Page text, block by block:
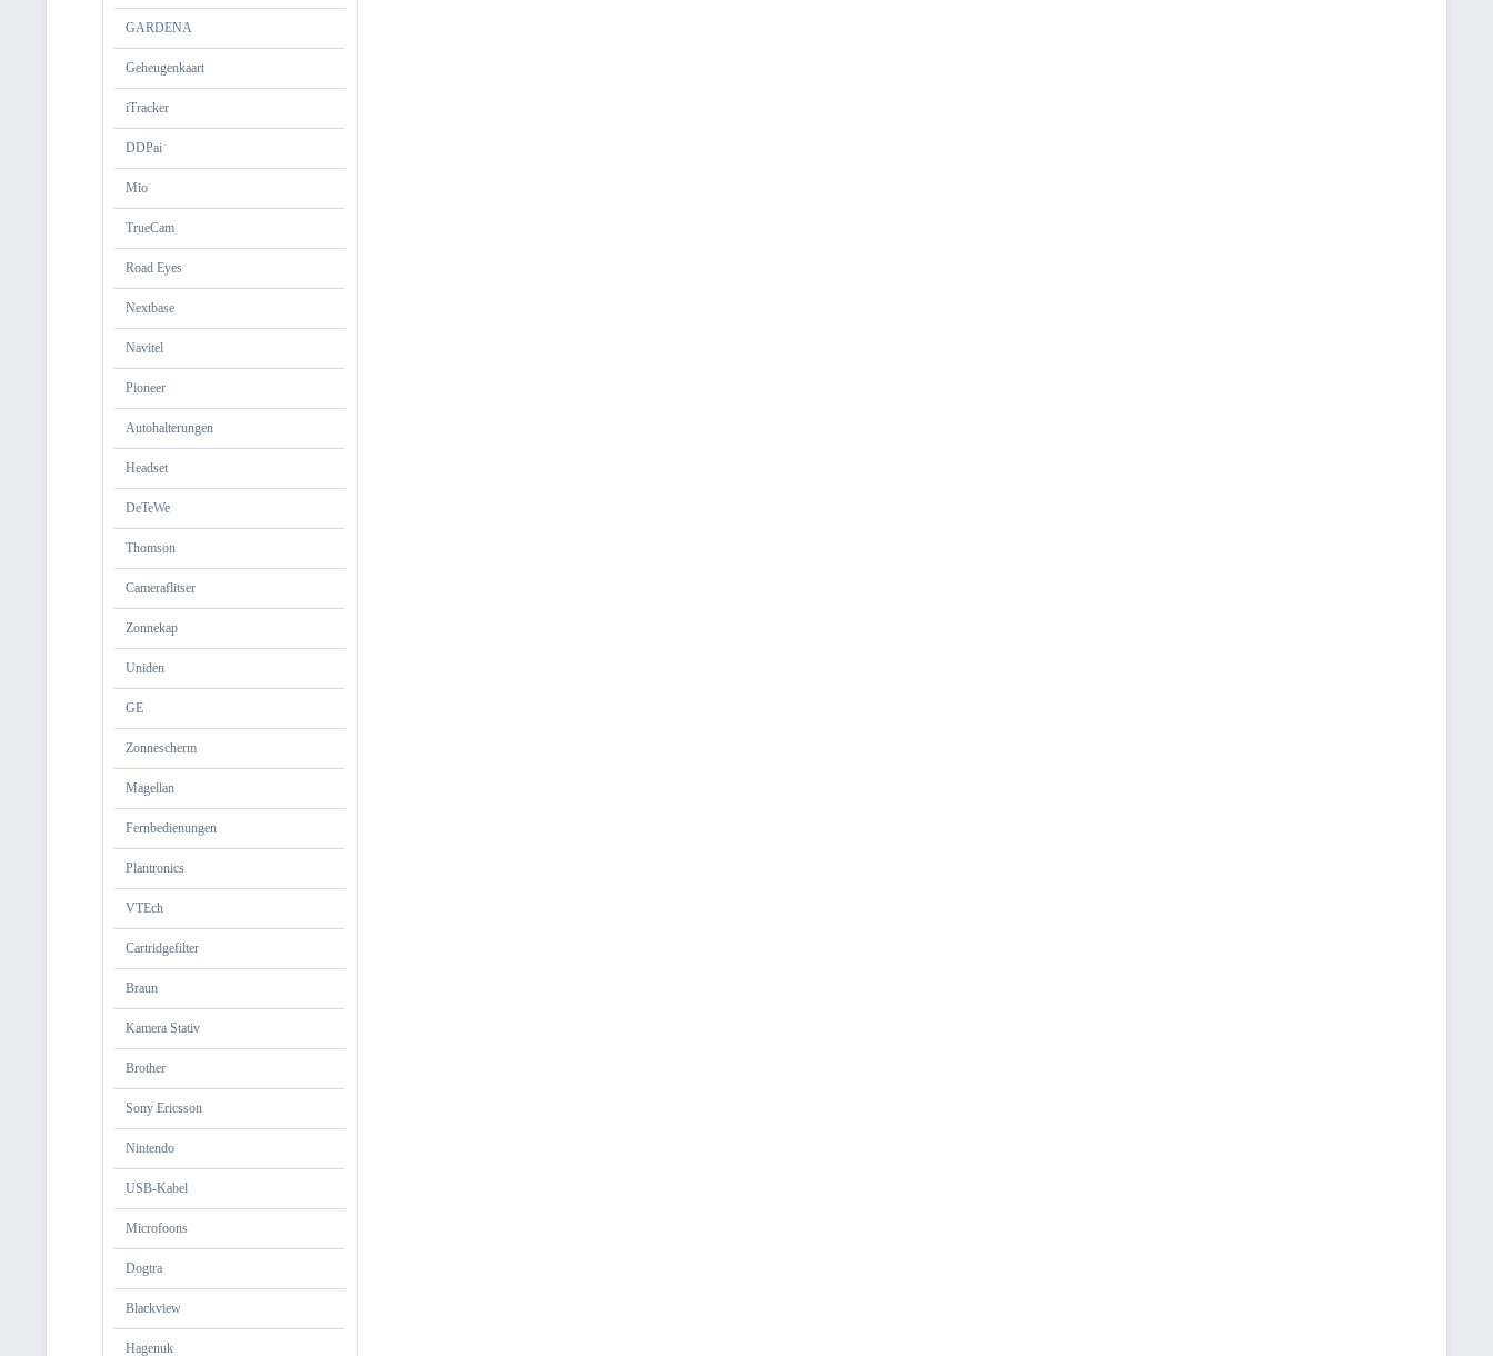
GARDENA
Geheugenkaart
iTracker
DDPai
Mio
TrueCam
Road Eyes
Nextbase
Navitel
Pioneer
Autohalterungen
Headset
DeTeWe
Thomson
Cameraflitser
Zonnekap
Uniden
GE
Zonnescherm
Magellan
Fernbedienungen
Plantronics
VTEch
Cartridgefilter
Braun
Kamera Stativ
Brother
Sony Ericsson
Nintendo
USB-Kabel
Microfoons
Dogtra
Blackview
Hagenuk